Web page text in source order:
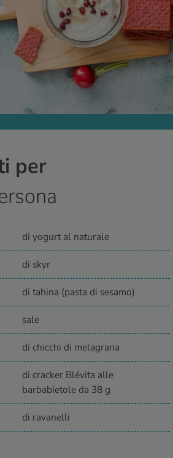
per
di yogurt al naturale
di skyr
di tahina (pasta di sesamo)
sale
di chicchi di melagrana
di cracker Blévita alle
barbabietole da 38 g
di ravanelli